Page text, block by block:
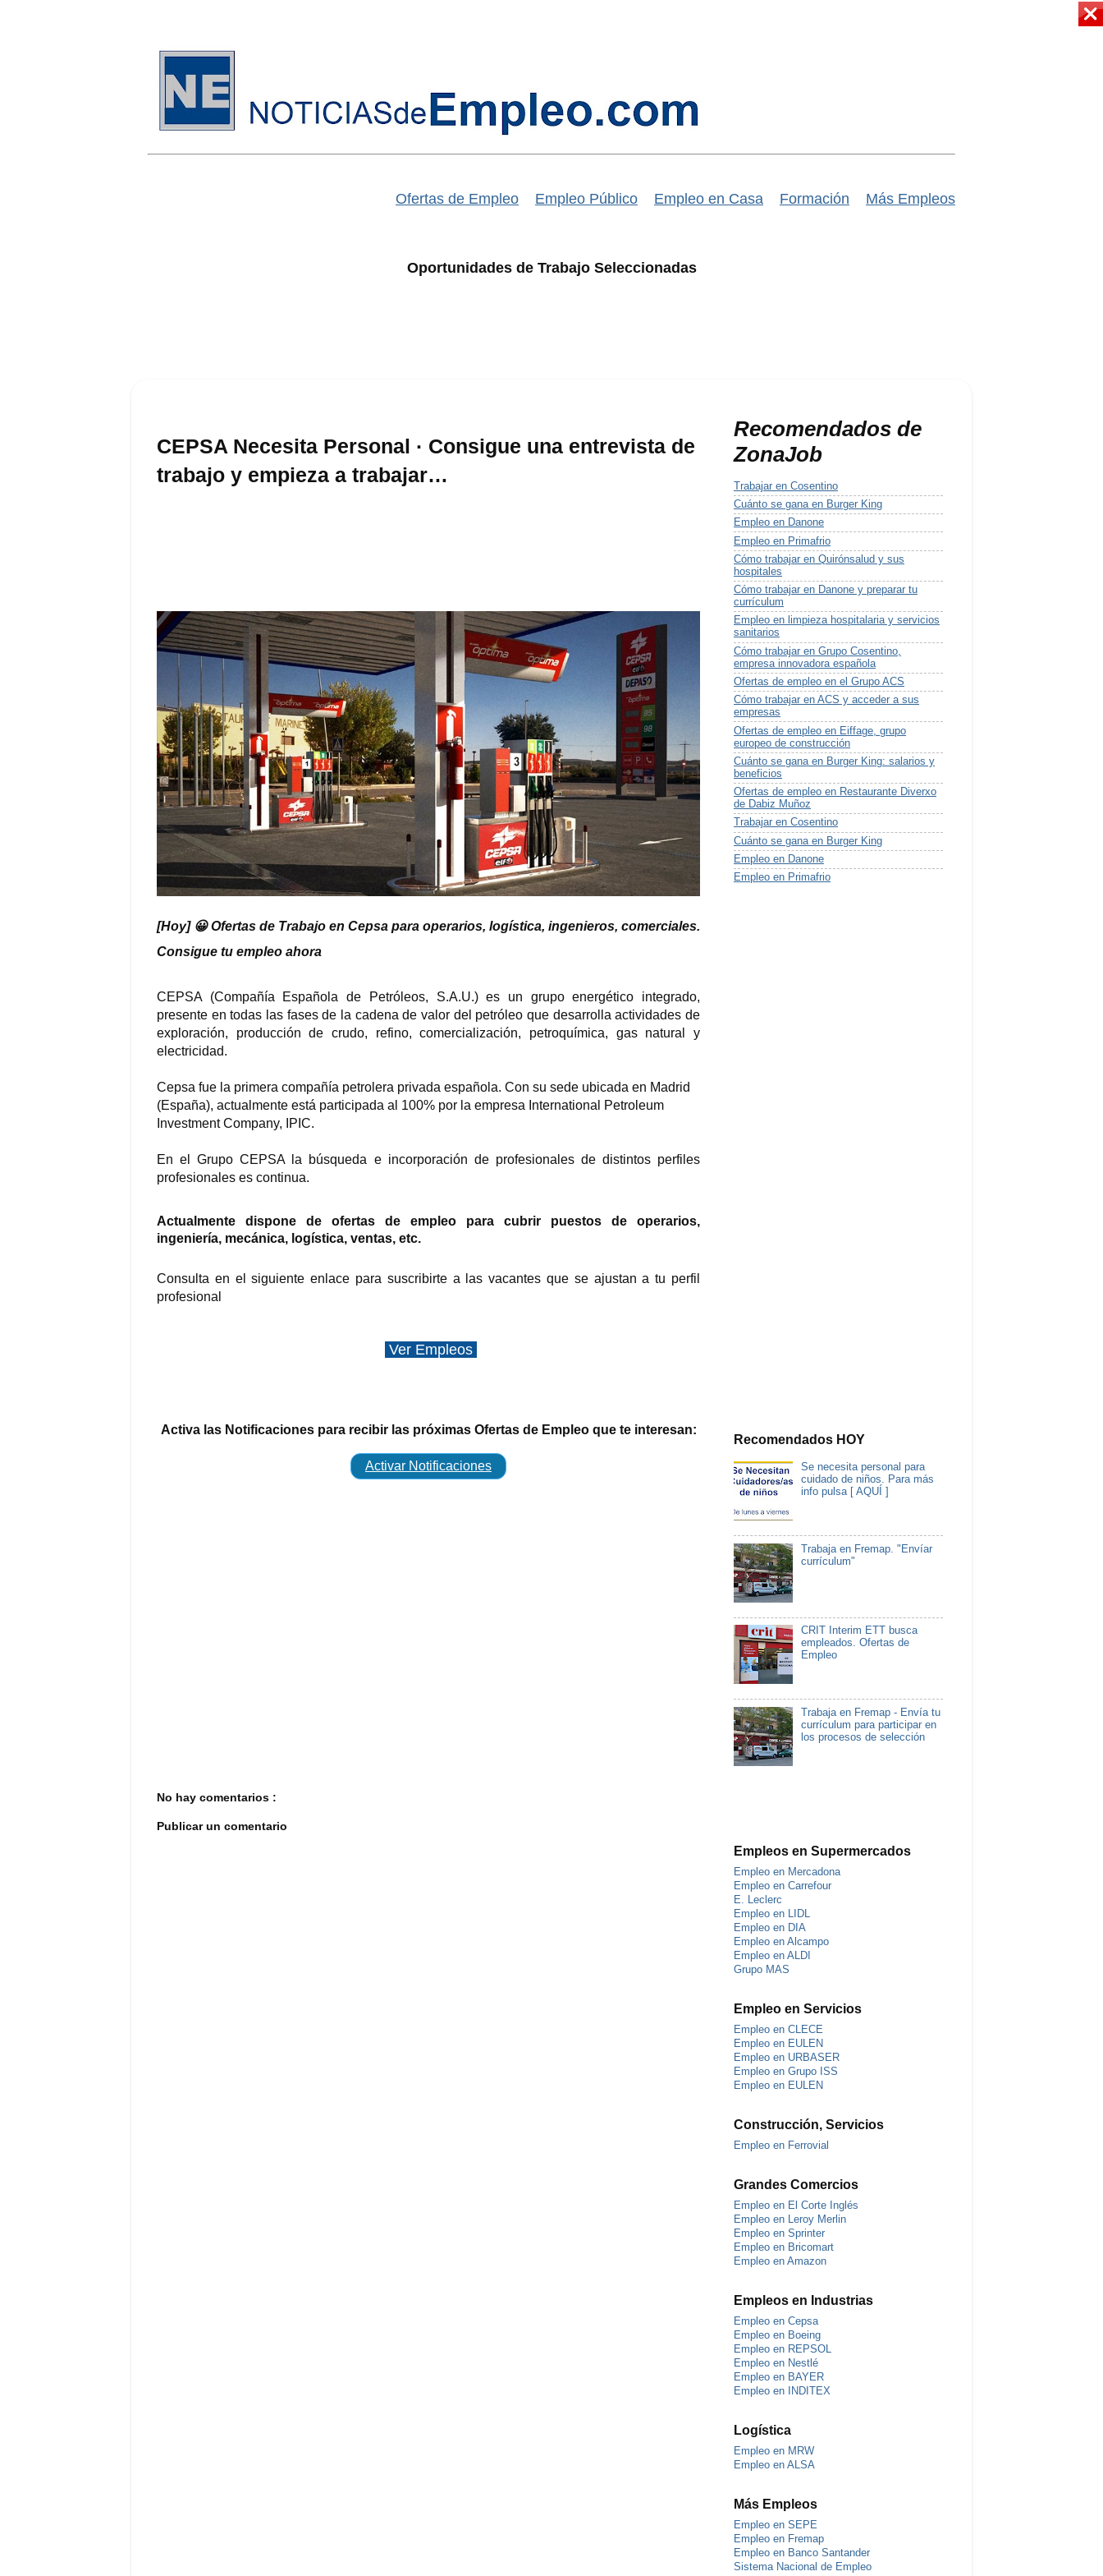
Ofertas de Empleo Empleo Público Empleo en Casa Formación Más Empleos
Oportunidades de Trabajo Seleccionadas
CEPSA Necesita Personal · Consigue una entrevista de
trabajo y empieza a trabajar…
[Hoy] 😀 Ofertas de Trabajo en Cepsa para operarios, logística, ingenieros, comerciales.
Consigue tu empleo ahora
CEPSA (Compañía Española de Petróleos, S.A.U.) es un grupo energético integrado,
presente en todas las fases de la cadena de valor del petróleo que desarrolla actividades de
exploración, producción de crudo, refino, comercialización, petroquímica, gas natural y
electricidad.
Cepsa fue la primera compañía petrolera privada española. Con su sede ubicada en Madrid
(España), actualmente está participada al 100% por la empresa International Petroleum
Investment Company, IPIC.
En el Grupo CEPSA la búsqueda e incorporación de profesionales de distintos perfiles
profesionales es continua.
Actualmente dispone de ofertas de empleo para cubrir puestos de operarios,
ingeniería, mecánica, logística, ventas, etc.
Consulta en el siguiente enlace para suscribirte a las vacantes que se ajustan a tu perfil
profesional
Ver Empleos
Activa las Notificaciones para recibir las próximas Ofertas de Empleo que te interesan:
Activar Notificaciones
No hay comentarios :
Publicar un comentario
Recomendados de
ZonaJob
Trabajar en Cosentino
Cuánto se gana en Burger King
Empleo en Danone
Empleo en Primafrio
Cómo trabajar en Quirónsalud y sus
hospitales
Cómo trabajar en Danone y preparar tu
currículum
Empleo en limpieza hospitalaria y servicios
sanitarios
Cómo trabajar en Grupo Cosentino,
empresa innovadora española
Ofertas de empleo en el Grupo ACS
Cómo trabajar en ACS y acceder a sus
empresas
Ofertas de empleo en Eiffage, grupo
europeo de construcción
Cuánto se gana en Burger King: salarios y
beneficios
Ofertas de empleo en Restaurante Diverxo
de Dabiz Muñoz
Trabajar en Cosentino
Cuánto se gana en Burger King
Empleo en Danone
Empleo en Primafrio
Recomendados HOY
Se necesita personal para
cuidado de niños. Para más
info pulsa [ AQUÍ ]
Trabaja en Fremap. "Envíar
currículum"
CRIT Interim ETT busca
empleados. Ofertas de
Empleo
Trabaja en Fremap - Envía tu
currículum para participar en
los procesos de selección
Empleos en Supermercados
Empleo en Mercadona
Empleo en Carrefour
E. Leclerc
Empleo en LIDL
Empleo en DIA
Empleo en Alcampo
Empleo en ALDI
Grupo MAS
Empleo en Servicios
Empleo en CLECE
Empleo en EULEN
Empleo en URBASER
Empleo en Grupo ISS
Empleo en EULEN
Construcción, Servicios
Empleo en Ferrovial
Grandes Comercios
Empleo en El Corte Inglés
Empleo en Leroy Merlin
Empleo en Sprinter
Empleo en Bricomart
Empleo en Amazon
Empleos en Industrias
Empleo en Cepsa
Empleo en Boeing
Empleo en REPSOL
Empleo en Nestlé
Empleo en BAYER
Empleo en INDITEX
Logística
Empleo en MRW
Empleo en ALSA
Más Empleos
Empleo en SEPE
Empleo en Fremap
Empleo en Banco Santander
Sistema Nacional de Empleo